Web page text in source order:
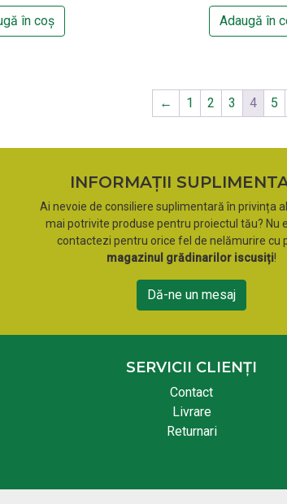
în coș Adaugă în
← 1 2 3 4 5
INFORMAȚII
Ai nevoie de consiliere suplimentară în privința
mai potrivite produse pentru proiectul tău? Nu
contactezi pentru orice fel de nelămurire cu
magazinul grădinarilor iscusiți!
Dă-ne un mesaj
SERVICII CLIENȚI
Contact
Livrare
Returnari